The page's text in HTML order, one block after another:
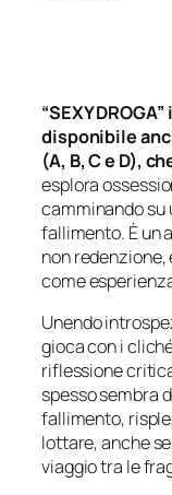
“SEXY
disponibile
(A, B, C e D),
esplora
camminando su
fallimento. È un
non redenzione,
come
Unendo
gioca con i
riflessione
spesso sembra
fallimento,
lottare, anche
viaggio tra le